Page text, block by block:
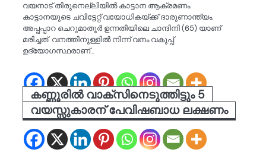
വയനാട് തിരുനെല്ലിയിൽ കാട്ടാന ആക്രമണം.
കാട്ടാനയുടെ ചവിട്ടേറ്റ് വയോധികയ്ക്ക് ദാരുണാന്ത്യം.
അപ്പപ്പാറ ചെറുമാതൂർ ഉന്നതിയിലെ ചാന്ദിനി (65) യാണ്
മരിച്ചത്. വനത്തിനുള്ളിൽ നിന്ന് വനം വകുപ്പ്
ഉദ്യോഗസ്ഥരാണ്…
കണ്ണൂരിൽ വാക്സിനെടുത്തിട്ടും 5
വയസ്സുകാരന് പേവിഷബാധ ലക്ഷണം